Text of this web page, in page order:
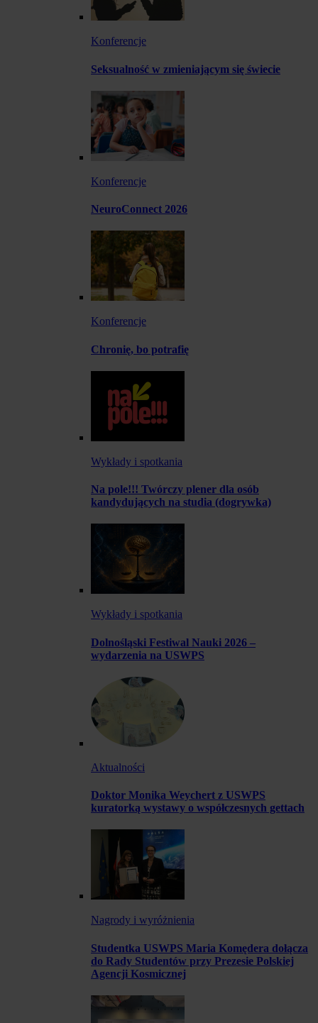
Konferencje
Seksualność w zmieniającym się świecie
Konferencje
NeuroConnect 2026
Konferencje
Chronię, bo potrafię
Wykłady i spotkania
Na pole!!! Twórczy plener dla osób
kandydujących na studia (dogrywka)
Wykłady i spotkania
Dolnośląski Festiwal Nauki 2026 –
wydarzenia na USWPS
Aktualności
Doktor Monika Weychert z USWPS
kuratorką wystawy o współczesnych gettach
Nagrody i wyróżnienia
Studentka USWPS Maria Komędera dołącza
do Rady Studentów przy Prezesie Polskiej
Agencji Kosmicznej